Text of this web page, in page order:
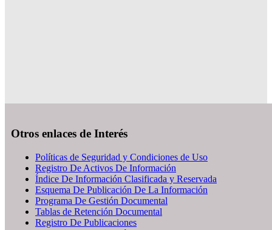
Otros enlaces de Interés
Políticas de Seguridad y Condiciones de Uso
Registro De Activos De Información
Índice De Información Clasificada y Reservada
Esquema De Publicación De La Información
Programa De Gestión Documental
Tablas de Retención Documental
Registro De Publicaciones